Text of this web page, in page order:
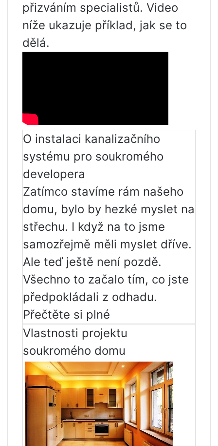
přizváním specialistů. Video
níže ukazuje příklad, jak se to
dělá.
O instalaci kanalizačního
systému pro soukromého
developera
Zatímco stavíme rám našeho
domu, bylo by hezké myslet na
střechu. I když na to jsme
samozřejmě měli myslet dříve.
Ale teď ještě není pozdě.
Všechno to začalo tím, co jste
předpokládali z odhadu.
Přečtěte si plné
Vlastnosti projektu
soukromého domu